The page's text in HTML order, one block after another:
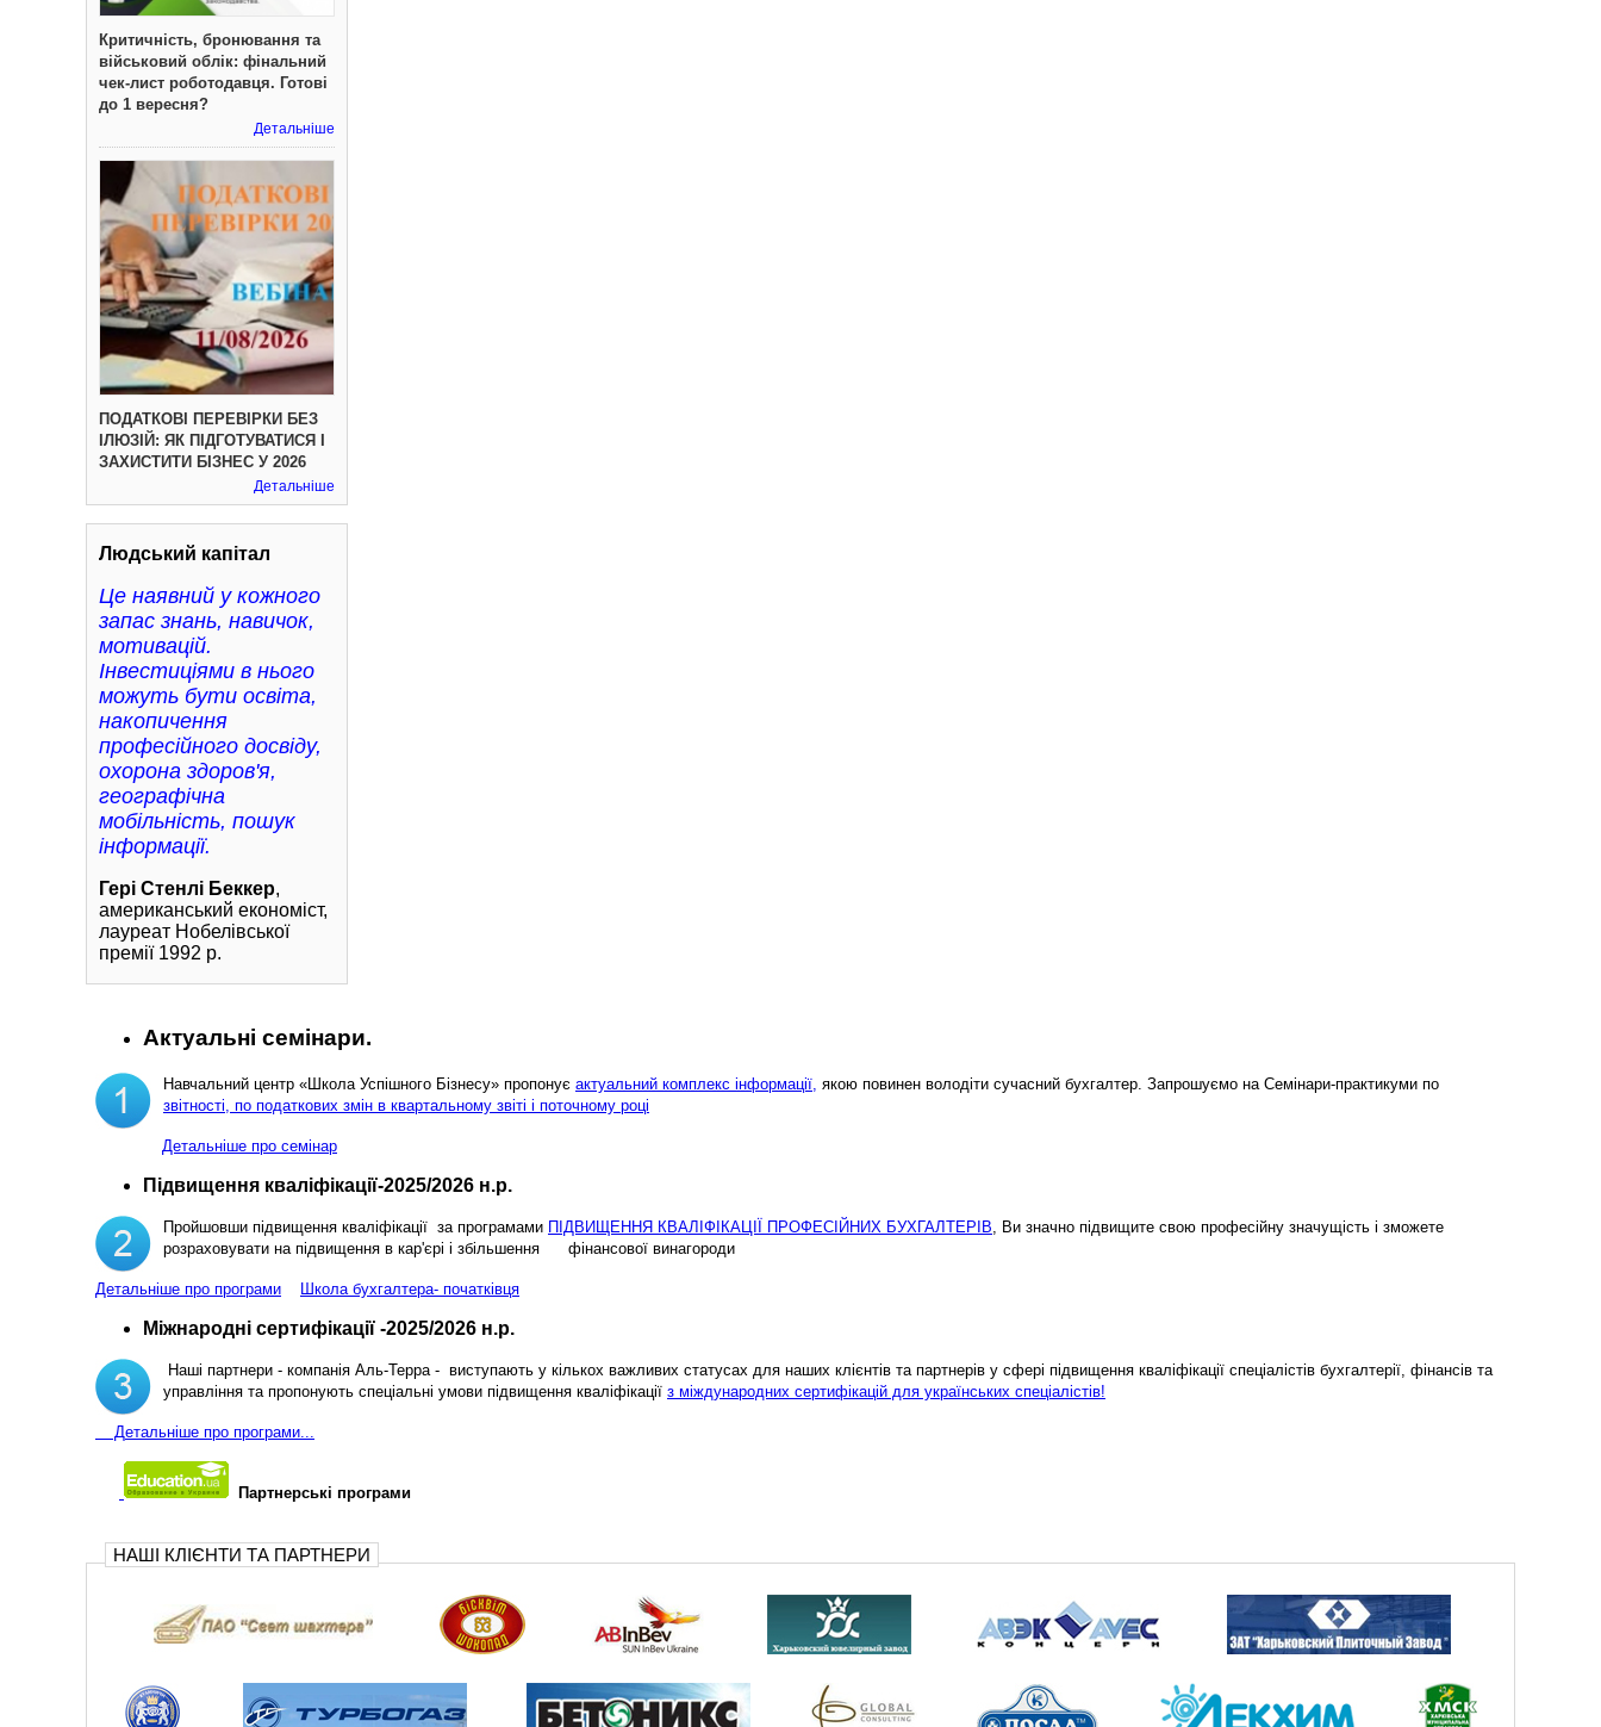
Критичність, бронювання та
військовий облік: фінальний
чек-лист роботодавця. Готові
до 1 вересня?
Детальніше
ПОДАТКОВІ ПЕРЕВІРКИ БЕЗ
ІЛЮЗІЙ: ЯК ПІДГОТУВАТИСЯ І
ЗАХИСТИТИ БІЗНЕС У 2026
Детальніше
Людський капітал
Це наявний у кожного
запас знань, навичок,
мотивацій.
Інвестиціями в нього
можуть бути освіта,
накопичення
професійного досвіду,
охорона здоров'я,
географічна
мобільність, пошук
інформації.
Гері Стенлі Беккер,
американський економіст,
лауреат Нобелівської
премії 1992 р.
Актуальні семінари.
Навчальний центр «Школа Успішного Бізнесу» пропонує актуальний комплекс інформації, якою повинен володіти сучасний бухгалтер. Запрошуємо на Семінари-практикуми по
звітності, по податкових змін в квартальному звіті і поточному році
Детальніше про семінар
Підвищення кваліфікації-2025/2026 н.р.
Пройшовши підвищення кваліфікації за програмами ПІДВИЩЕННЯ КВАЛІФІКАЦІЇ ПРОФЕСІЙНИХ БУХГАЛТЕРІВ, Ви значно підвищите свою професійну значущість і зможете
розраховувати на підвищення в кар'єрі і збільшення фінансової винагороди
Детальніше про програми Школа бухгалтера- початківця
Міжнародні сертифікації -2025/2026 н.р.
Наші партнери - компанія Аль-Терра - виступають у кількох важливих статусах для наших клієнтів та партнерів у сфері підвищення кваліфікації спеціалістів бухгалтерії, фінансів та
управління та пропонують спеціальні умови підвищення кваліфікації з міждународних сертифікацій для українських спеціалістів!
Детальніше про програми...
Партнерські програми
НАШІ КЛІЄНТИ ТА ПАРТНЕРИ